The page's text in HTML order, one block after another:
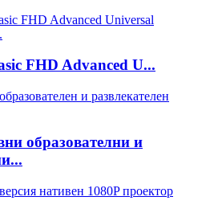
FHD Advanced U...
образователни и